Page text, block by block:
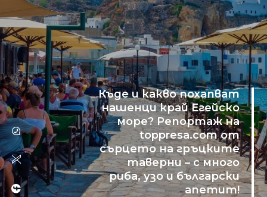
Къде и какво похапват
нашенци край Егейско
море? Репортаж на
toppresa.com от
сърцето на гръцките
таверни – с много
риба, узо и български
апетит!